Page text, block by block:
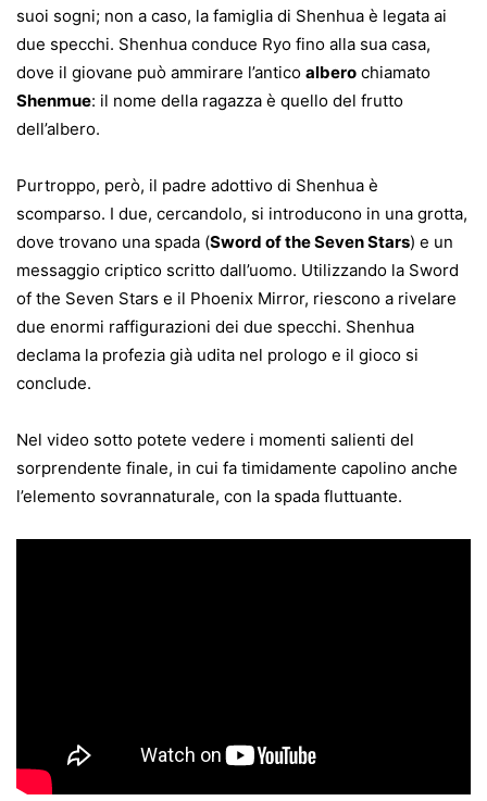
suoi sogni; non a caso, la famiglia di Shenhua è legata ai
due specchi. Shenhua conduce Ryo fino alla sua casa,
dove il giovane può ammirare l’antico albero chiamato
Shenmue: il nome della ragazza è quello del frutto
dell’albero.
Purtroppo, però, il padre adottivo di Shenhua è
scomparso. I due, cercandolo, si introducono in una grotta,
dove trovano una spada (Sword of the Seven Stars) e un
messaggio criptico scritto dall’uomo. Utilizzando la Sword
of the Seven Stars e il Phoenix Mirror, riescono a rivelare
due enormi raffigurazioni dei due specchi. Shenhua
declama la profezia già udita nel prologo e il gioco si
conclude.
Nel video sotto potete vedere i momenti salienti del
sorprendente finale, in cui fa timidamente capolino anche
l’elemento sovrannaturale, con la spada fluttuante.